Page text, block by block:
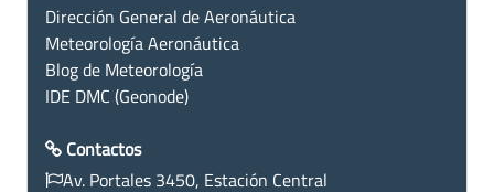
Dirección General de Aeronáutica
Meteorología Aeronáutica
Blog de Meteorología
IDE DMC (Geonode)
Contactos
Av. Portales 3450, Estación Central